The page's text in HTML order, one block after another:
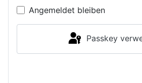
Angemeldet bleiben
Passkey